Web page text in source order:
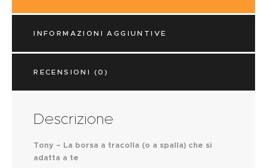
INFORMAZIONI AGGIUNTIVE
RECENSIONI (0)
Descrizione
Tony – La borsa a tracolla (o a spalla) che si
adatta a te